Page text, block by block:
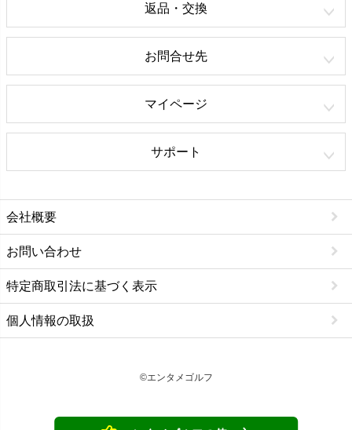
返品・交換
お問合せ先
マイページ
サポート
会社概要
お問い合わせ
特定商取引法に基づく表示
個人情報の取扱
©エンタメゴルフ